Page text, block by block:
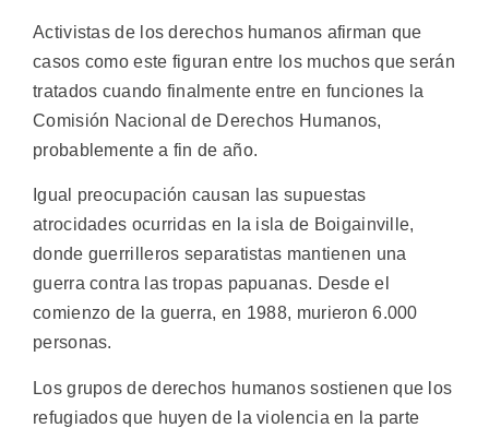
Activistas de los derechos humanos afirman que
casos como este figuran entre los muchos que serán
tratados cuando finalmente entre en funciones la
Comisión Nacional de Derechos Humanos,
probablemente a fin de año.
Igual preocupación causan las supuestas
atrocidades ocurridas en la isla de Boigainville,
donde guerrilleros separatistas mantienen una
guerra contra las tropas papuanas. Desde el
comienzo de la guerra, en 1988, murieron 6.000
personas.
Los grupos de derechos humanos sostienen que los
refugiados que huyen de la violencia en la parte